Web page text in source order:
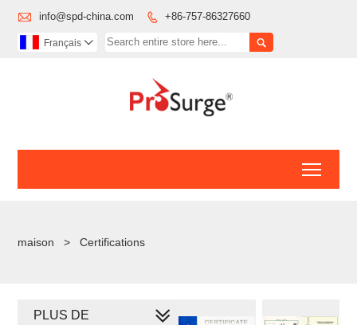
 info@spd-china.com  +86-757-86327660

Français 
maison > Certifications
PLUS DE